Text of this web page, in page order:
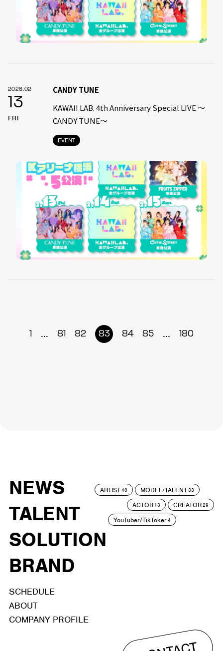
2026.02
13
FRI
EVENT
CANDY TUNE
KAWAII LAB. 4th Anniversary Special LIVE 〜
CANDY TUNE〜
1 ... 81 82 83 84 85 ... 180
NEWS
TALENT
SOLUTION
BRAND
ARTIST40 MODEL/TALENT33
ACTOR 13 CREATOR29
YouTuber/TikToker4
SCHEDULE
ABOUT
COMPANY PROFILE